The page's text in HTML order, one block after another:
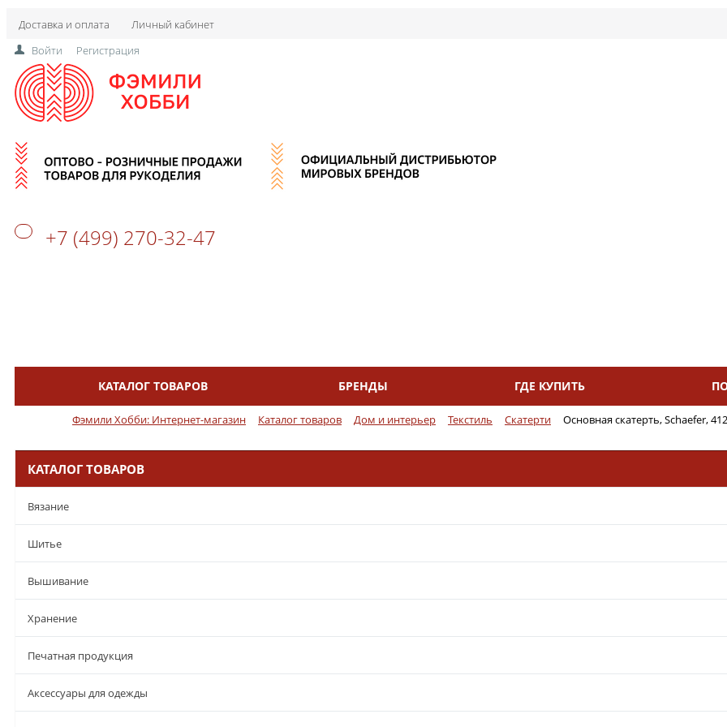
Доставка и оплата Личный кабинет
Войти Регистрация
+7 (499) 270-32-47
КАТАЛОГ ТОВАРОВ БРЕНДЫ ГДЕ КУПИТЬ
Фэмили Хобби: Интернет-магазин Каталог товаров Дом и интерьер Текстиль Скатерти Основная скатерть, Schaefer,
КАТАЛОГ ТОВАРОВ
Вязание
Шитье
Вышивание
Хранение
Печатная продукция
Аксессуары для одежды